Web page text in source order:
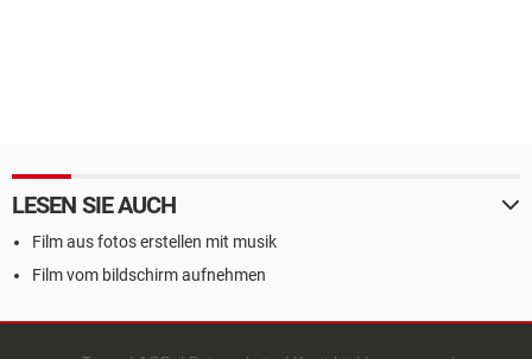
LESEN SIE AUCH
Film aus fotos erstellen mit musik
Film vom bildschirm aufnehmen